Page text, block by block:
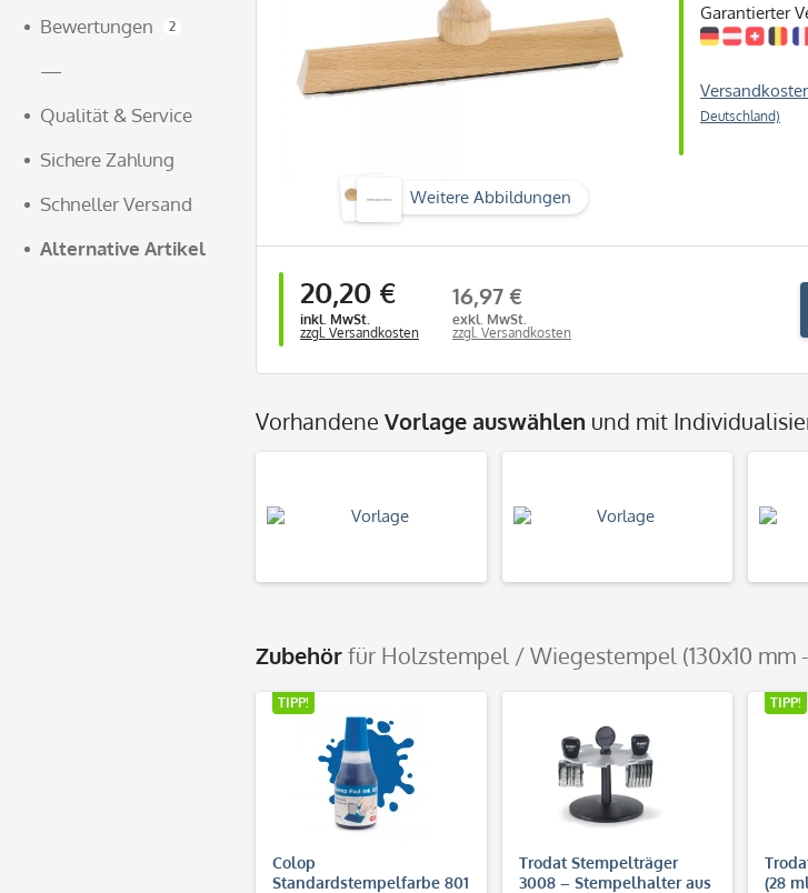
Bewertungen 2
—
Qualität & Service
Sichere Zahlung
Schneller Versand
Alternative Artikel
Weitere Abbildungen
Garantierter
Deutschland)
20,20 €
inkl. MwSt.
zzgl. Versandkosten
16,97 €
exkl. MwSt.
zzgl. Versandkosten
Vorhandene Vorlage auswählen und mit
Zubehörfür Holzstempel / Wiegestempel (130x10 mm
TIPP!
Colop
Standardstempelfarbe 801
Trodat Stempelträger
3008 – Stempelhalter aus
TIPP!
(28